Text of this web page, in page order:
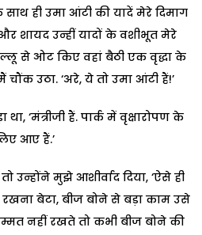
ही उमा आंटी की यादें मेरे दिमाग
शायद उन्हीं यादों के वशीभूत मेरे
से ओट किए वहां बैठी एक वृद्धा के
उठा. ‘अरे, ये तो उमा आंटी हैं!’
‘मंत्रीजी हैं. पार्क में वृक्षारोपण के
आए हैं.’
उन्होंने मुझे आशीर्वाद दिया, ‘ऐसे ही
बेटा, बीज बोने से बड़ा काम उसे
नहीं रखते तो कभी बीज बोने की